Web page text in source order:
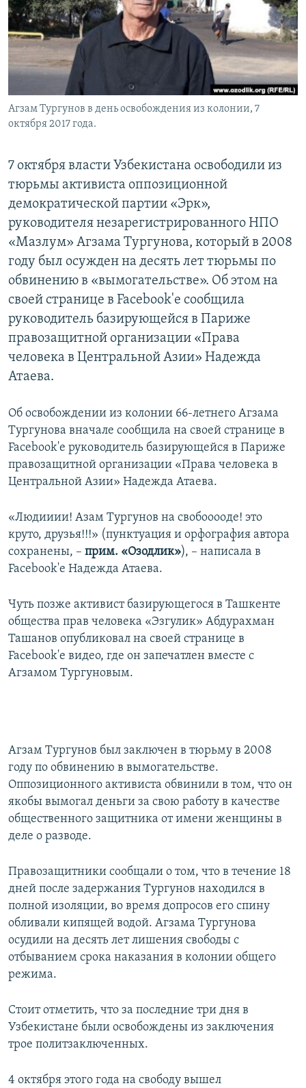
Агзам Тургунов в день освобождения из колонии, 7
октября 2017 года.
7 октября власти Узбекистана освободили из
тюрьмы активиста оппозиционной
демократической партии «Эрк»,
руководителя незарегистрированного НПО
«Мазлум» Агзама Тургунова, который в 2008
году был осужден на десять лет тюрьмы по
обвинению в «вымогательстве». Об этом на
своей странице в Facebook'е сообщила
руководитель базирующейся в Париже
правозащитной организации «Права
человека в Центральной Азии» Надежда
Атаева.
Об освобождении из колонии 66-летнего Агзама
Тургунова вначале сообщила на своей странице в
Facebook'е руководитель базирующейся в Париже
правозащитной организации «Права человека в
Центральной Азии» Надежда Атаева.
«Людииии! Азам Тургунов на свобоoooде! это
круто, друзья!!!» (пунктуация и орфография автора
сохранены, – прим. «​Озодлик»​), – написала в
Facebook'е Надежда Атаева.
Чуть позже активист базирующегося в Ташкенте
общества прав человека «Эзгулик» Абдурахман
Ташанов опубликовал на своей странице в
Facebook'е видео, где он запечатлен вместе с
Агзамом Тургуновым.
Агзам Тургунов был заключен в тюрьму в 2008
году по обвинению в вымогательстве.
Оппозиционного активиста обвинили в том, что он
якобы вымогал деньги за свою работу в качестве
общественного защитника от имени женщины в
деле о разводе.
Правозащитники сообщали о том, что в течение 18
дней после задержания Тургунов находился в
полной изоляции, во время допросов его спину
обливали кипящей водой. Агзама Тургунова
осудили на десять лет лишения свободы с
отбыванием срока наказания в колонии общего
режима.
Стоит отметить, что за последние три дня в
Узбекистане были освобождены из заключения
трое политзаключенных.
4 октября этого года на свободу вышел